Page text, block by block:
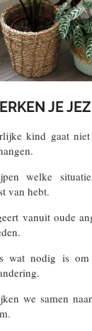
JE
kind gaat
welke
van hebt.
vanuit oude
wat nodig is
we samen